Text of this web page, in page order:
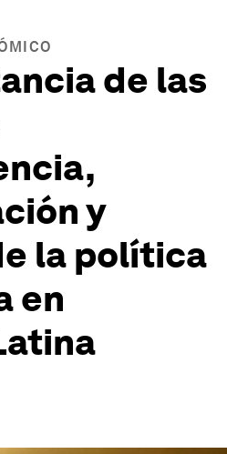
de las
y
la política
en